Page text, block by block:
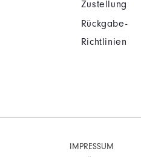
Zustellung
Rückgabe-
Richtlinien
IMPRESSUM